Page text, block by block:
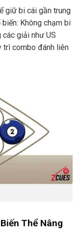
giữ bi cái gần trung
Không chạm bi
giải như US
trì combo đánh liên
Thể Nâng